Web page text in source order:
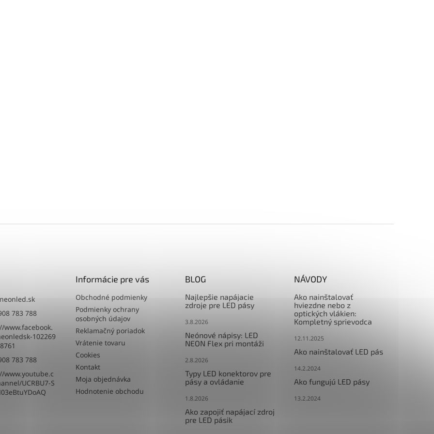
neonled.sk
783 788
www.facebook.
102269
783 788
www.youtube.c
UCRBU7-S
Informácie pre vás
Obchodné podmienky
Podmienky ochrany
osobných údajov
Reklamačný poriadok
Vrátenie tovaru
Cookies
Kontakt
Moja objednávka
Hodnotenie obchodu
BLOG
Najlepšie napájacie
zdroje pre LED pásy
3.8.2026
Neónové nápisy: LED
NEON Flex pri montáži
2.8.2026
Typy LED konektorov pre
pásy a ovládanie
1.8.2026
Ako zapojiť napájací zdroj
pre LED pásik
NÁVODY
Ako nainštalovať
hviezdne nebo z
optických vlákien:
Kompletný sprievodca
12.11.2025
Ako nainštalovať LED pás
14.2.2024
Ako fungujú LED pásy
13.2.2024